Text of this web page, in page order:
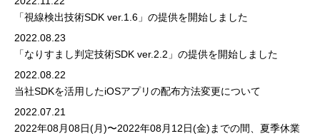
「視線検出技術SDK ver.1.6」の提供を開始しました
2022.08.23
「なりすまし判定技術SDK ver.2.2」の提供を開始しました
2022.08.22
当社SDKを活用したiOSアプリの配布方法変更について
2022.07.21
2022年08月08日(月)〜2022年08月12日(金)までの間、夏季休業